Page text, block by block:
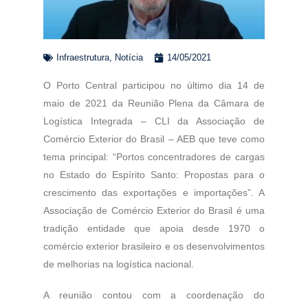
Infraestrutura, Notícia 14/05/2021
O Porto Central participou no último dia 14 de
maio de 2021 da Reunião Plena da Câmara de
Logística Integrada – CLI da Associação de
Comércio Exterior do Brasil – AEB que teve como
tema principal: “Portos concentradores de cargas
no Estado do Espírito Santo: Propostas para o
crescimento das exportações e importações”. A
Associação de Comércio Exterior do Brasil é uma
tradição entidade que apoia desde 1970 o
comércio exterior brasileiro e os desenvolvimentos
de melhorias na logística nacional.
A reunião contou com a coordenação do